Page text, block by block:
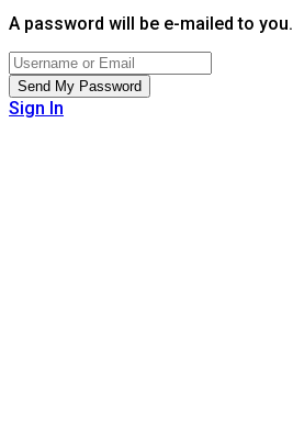
A password will be e-mailed to you.
Sign In